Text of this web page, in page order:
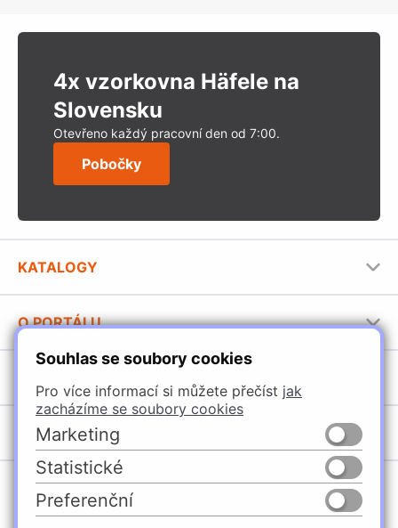
Souhlas se soubory cookies
Pro více informací si můžete přečíst jak
zacházíme se soubory cookies
Marketing
Statistické
Preferenční
4x vzorkovna Häfele na
Slovensku
Otevřeno každý pracovní den od 7:00.
Pobočky
KATALOGY
Stavební katalog Häfele
Brožury Häfele
O PORTÁLU
Provozovatel portálu
Jak používat portál
Úchytky
Nábytkové kování
Vybavení kuchyní
Osvětlení a elektro
POBOČKY
Špačince
Žilina